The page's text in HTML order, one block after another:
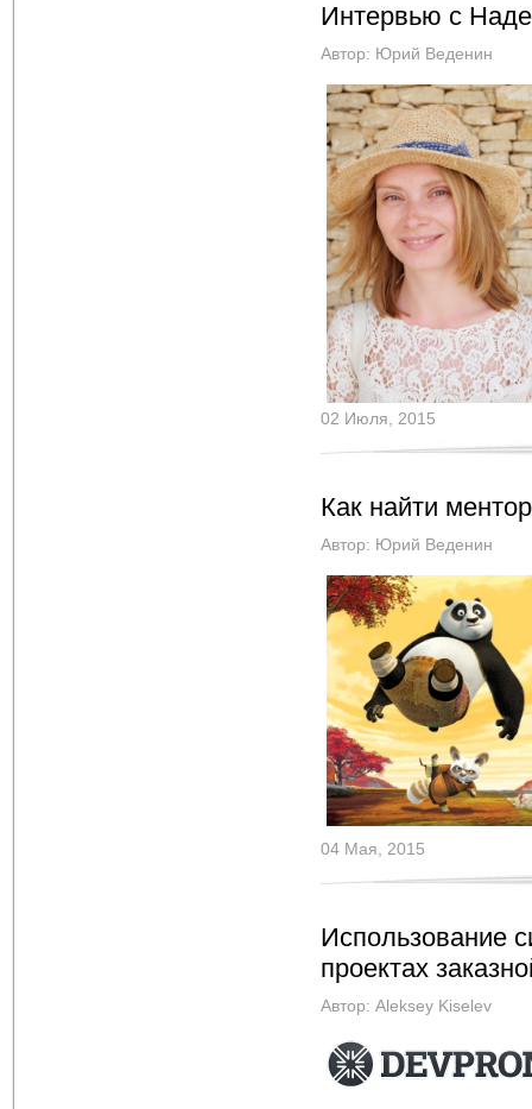
Интервью с
Автор: Юрий Веденин
02 Июля, 2015
Как найти
Автор: Юрий Веденин
04 Мая, 2015
Использование
проектах
Автор: Aleksey Kiselev